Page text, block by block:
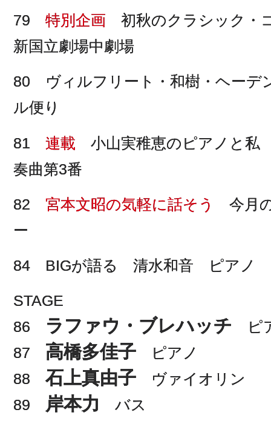
79 特別企画 初秋のクラシック・
新国立劇場中劇場
80 ヴィルフリート・和樹・ヘーデ
ル便り
81 連載 小山実稚恵のピアノと私
奏曲第3番
82 宮本文昭の気軽に話そう
今月
ー
84 BIGが語る 清水和音 ピアノ
STAGE
86
ラファウ・ブレハッチ ピ
87 高橋多佳子 ピアノ
88石上真由子 ヴァイオリン
89
岸本力 バス